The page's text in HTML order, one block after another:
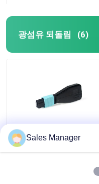
광섬유 되돌림 (6)
데이타 센터 OEM을 위
한 MTP MPO 광섬유 되
Sales Manager